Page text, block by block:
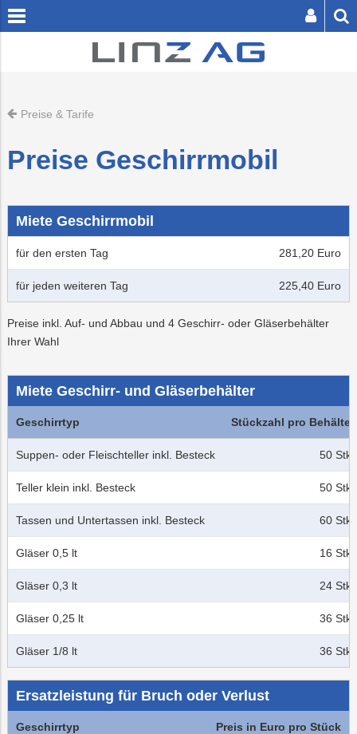
BUTTON SENDET DIE SUCHE AB.
Privatkunden
Service
Dienstleistungen
Abfalltrennung
&
Abfallberatung
&
Tarife
Abwasser Kanalanschluss
Erdgas
Überprüfung
der
Gasanlage
Strom
Preise
Tarife
Aktionen
Mobilität
Einfamilienhaus
Wohnanlage
Wärme
Fernwärme
Wasser
Hausbau
Online-
Services
Abfallbehälter-
Unterwegs
Tickets
Tarife
Mobilität
Freizeit
Schwimmen
Sauna
Wellness
Fitness
Grottenbahn
Veranstaltungen
Trauer
Bestattung
EIS-
Energie
Infrastruktur
Mobilität
die
LINZ
AG
Unternehmen
Presse
Preise & Tarife
Preise Geschirrmobil
Miete Geschirrmobil
für den ersten Tag 281,20 Euro
für jeden weiteren Tag 225,40 Euro
Preise inkl. Auf- und Abbau und 4 Geschirr- oder Gläserbehälter
Ihrer Wahl
Miete Geschirr- und Gläserbehälter
Geschirrtyp Stückzahl pro Behälter
Suppen- oder Fleischteller inkl. Besteck 50 Stk.
Teller klein inkl. Besteck 50 Stk.
Tassen und Untertassen inkl. Besteck 60 Stk.
Gläser 0,5 lt 16 Stk.
Gläser 0,3 lt 24 Stk.
Gläser 0,25 lt 36 Stk.
Gläser 1/8 lt 36 Stk.
Ersatzleistung für Bruch oder Verlust
Geschirrtyp Preis in Euro pro Stück